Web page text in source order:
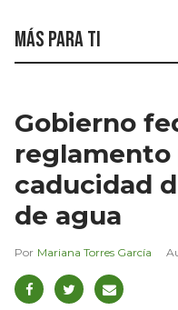
Más para ti
Gobierno
reglamento
caducidad
de agua
Mariana Torres García